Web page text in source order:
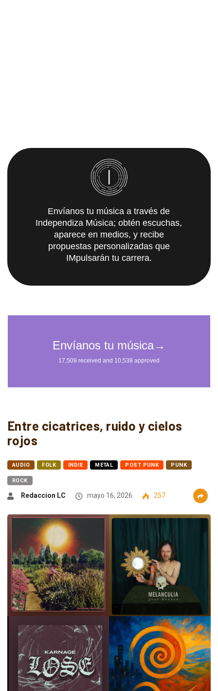
Envíanos tu música a través de
Independiza Música; obtén escuchas,
aparece en medios, y recibe
propuestas personalizadas que
IMpulsarán tu carrera.
Entre cicatrices, ruido y cielos
rojos
AUDIO FOLK INDIE METAL POST PUNK PUNK
ROCK
Redaccion LC mayo 16, 2026 257